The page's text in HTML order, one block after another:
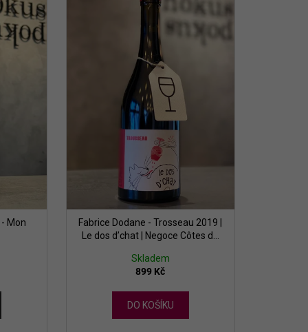
Mon
Fabrice Dodane - Trosseau 2019 |
Le dos d’chat | Negoce Côtes de
Skladem
899 Kč
DO KOŠÍKU